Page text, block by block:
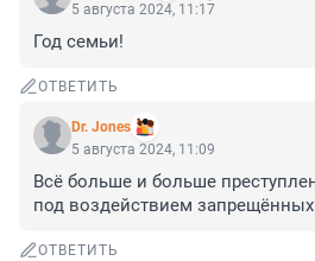
5 августа 2024, 11:17
Год семьи!
ОТВЕТИТЬ
Dr. Jones
5 августа 2024, 11:09
Всё больше и больше
под воздействием
ОТВЕТИТЬ